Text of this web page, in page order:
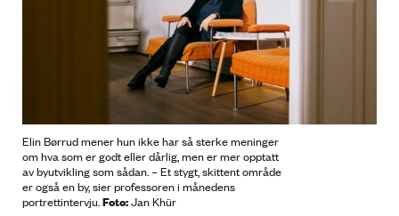
Elin Børrud mener hun ikke har så sterke meninger
om hva som er godt eller dårlig, men er mer opptatt
av byutvikling som sådan. – Et stygt, skittent område
er også en by, sier professoren i månedens
portrettintervju.Foto:Jan Khür